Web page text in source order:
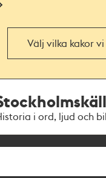
Välj vilka kakor
i ord, ljud och